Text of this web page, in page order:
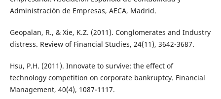
Administración de Empresas, AECA, Madrid.
Geopalan, R., & Xie, K.Z. (2011). Conglomerates and Industry
distress. Review of Financial Studies, 24(11), 3642-3687.
Hsu, P.H. (2011). Innovate to survive: the effect of
technology competition on corporate bankruptcy. Financial
Management, 40(4), 1087-1117.